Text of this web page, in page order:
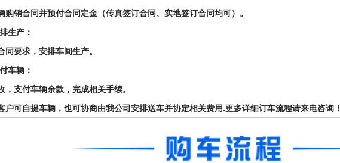
购销合同并预付合同定金（传真签订合同、实地签订合同均可）。
生产：
同要求，安排车间生产。
车辆：
，支付车辆余款，完成相关手续。
户可自提车辆，也可协商由我公司安排送车并协定相关费用.更多详细订车流程请来电咨询！